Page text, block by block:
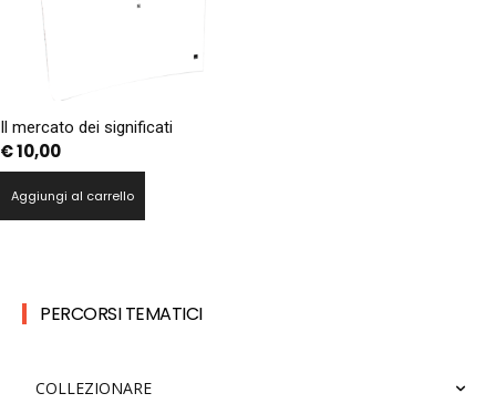
Il mercato dei significati
€10,00
Aggiungi al carrello
PERCORSI TEMATICI
COLLEZIONARE